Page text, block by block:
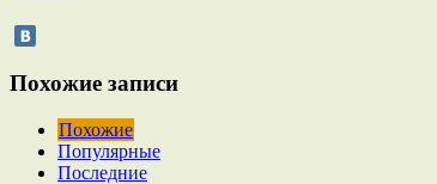
Похожие записи
Похожие
Популярные
Последние